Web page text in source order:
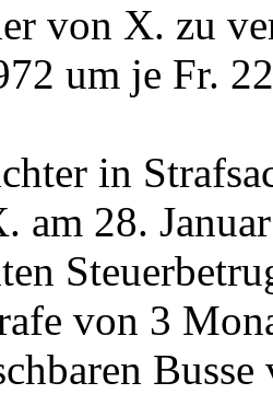
von X. zu
um je Fr.
in
am 28.
von 3